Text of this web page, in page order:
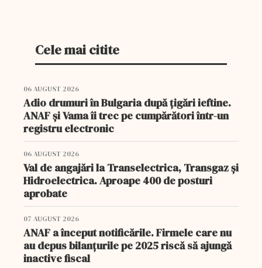
Cele mai citite
06 AUGUST 2026
Adio drumuri în Bulgaria după țigări ieftine.
ANAF și Vama îi trec pe cumpărători într-un
registru electronic
06 AUGUST 2026
Val de angajări la Transelectrica, Transgaz și
Hidroelectrica. Aproape 400 de posturi
aprobate
07 AUGUST 2026
ANAF a început notificările. Firmele care nu
au depus bilanțurile pe 2025 riscă să ajungă
inactive fiscal